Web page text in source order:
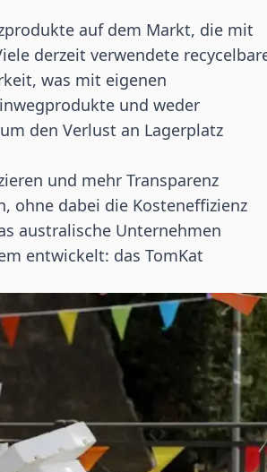
auf dem Markt, die mit
derzeit verwendete
was mit eigenen
und weder
den Verlust an Lagerplatz
und mehr Transparenz
ohne dabei die Kosteneffizienz
australische Unternehmen
entwickelt: das TomKat